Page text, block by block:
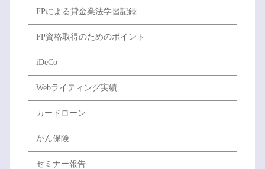
FPによる貸金業法学習記録
FP資格取得のためのポイント
iDeCo
Webライティング実績
カードローン
がん保険
セミナー報告